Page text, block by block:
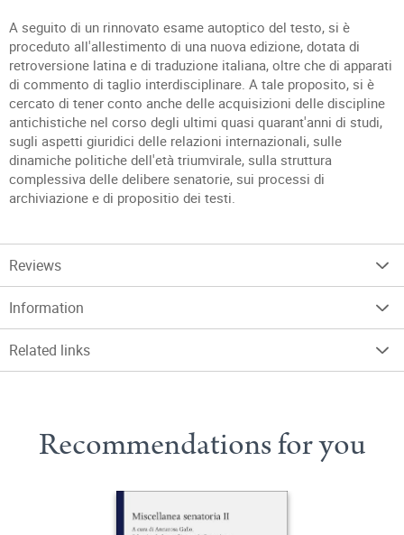
A seguito di un rinnovato esame autoptico del testo, si è
proceduto all'allestimento di una nuova edizione, dotata di
retroversione latina e di traduzione italiana, oltre che di apparati
di commento di taglio interdisciplinare. A tale proposito, si è
cercato di tener conto anche delle acquisizioni delle discipline
antichistiche nel corso degli ultimi quasi quarant'anni di studi,
sugli aspetti giuridici delle relazioni internazionali, sulle
dinamiche politiche dell'età triumvirale, sulla struttura
complessiva delle delibere senatorie, sui processi di
archiviazione e di propositio dei testi.
Reviews
Information
Related links
Recommendations for you